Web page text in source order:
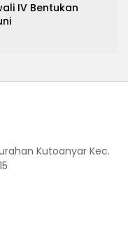
IV Bentukan
Kutoanyar Kec.